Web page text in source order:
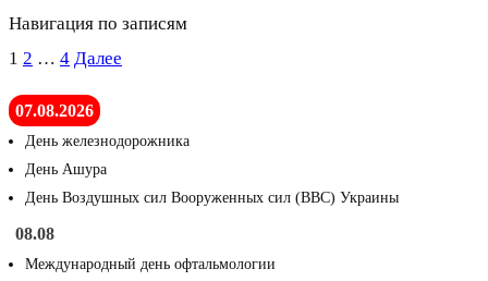
Навигация по записям
1 2 … 4 Далее
07.08.2026
День железнодорожника
День Ашура
День Воздушных сил Вооруженных сил (ВВС) Украины
08.08
Международный день офтальмологии